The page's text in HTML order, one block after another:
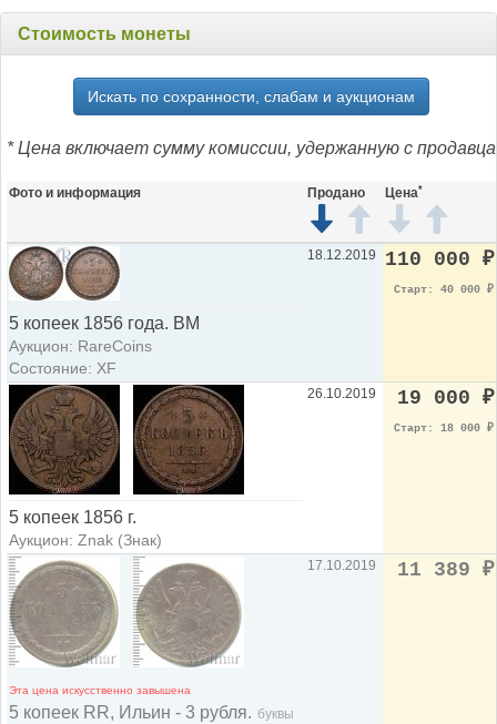
Стоимость монеты
Искать по сохранности, слабам и аукционам
* Цена включает сумму комиссии, удержанную с продавца
Фото и информация Продано Цена*
5 копеек 1856 года. ВМ
Аукцион: RareCoins
Состояние: XF
18.12.2019 110 000 ₽
Старт: 40 000 ₽
5 копеек 1856 г.
Аукцион: Znak (Знак)
26.10.2019 19 000 ₽
Старт: 18 000 ₽
Эта цена искусственно завышена
5 копеек RR, Ильин - 3 рубля. буквы
17.10.2019 11 389 ₽